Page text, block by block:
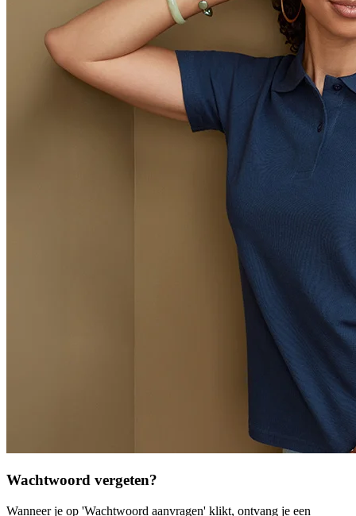
Wachtwoord vergeten?
Wanneer je op 'Wachtwoord aanvragen' klikt, ontvang je een